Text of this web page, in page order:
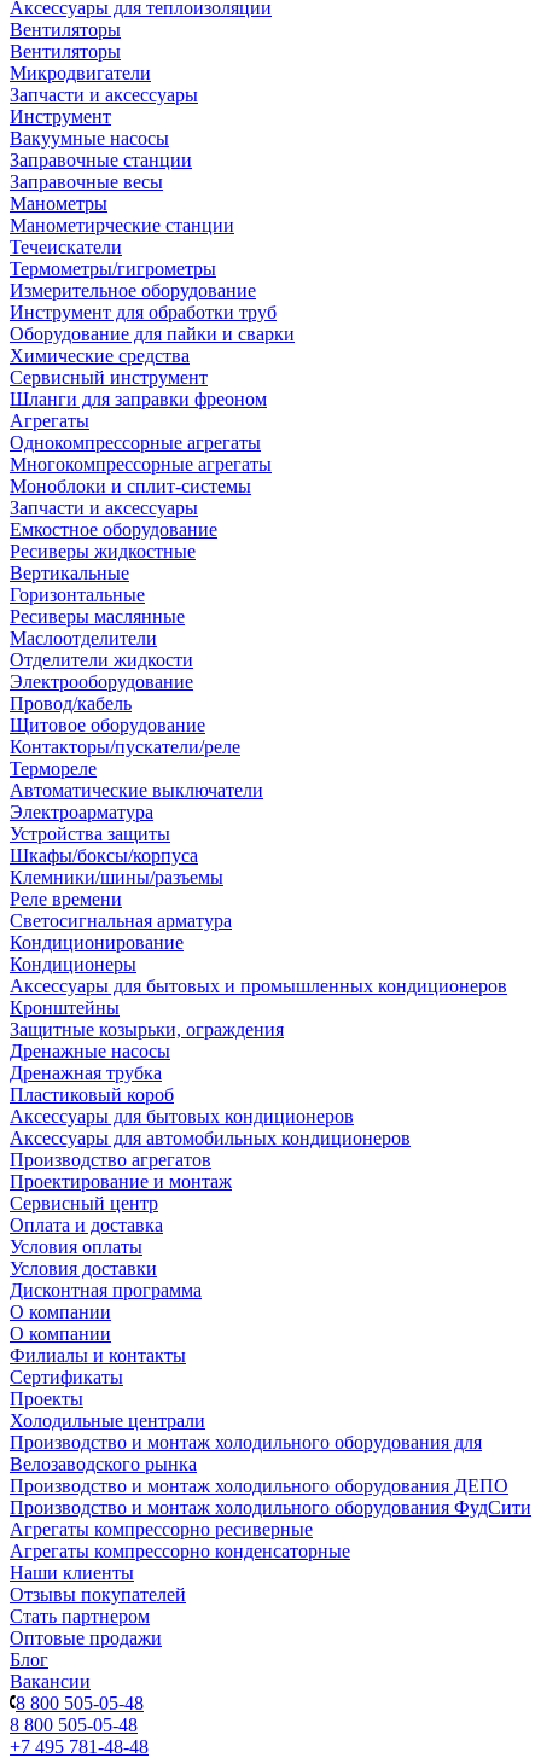
Аксессуары для теплоизоляции
Вентиляторы
Вентиляторы
Микродвигатели
Запчасти и аксессуары
Инструмент
Вакуумные насосы
Заправочные станции
Заправочные весы
Манометры
Манометирческие станции
Течеискатели
Термометры/гигрометры
Измерительное оборудование
Инструмент для обработки труб
Оборудование для пайки и сварки
Химические средства
Сервисный инструмент
Шланги для заправки фреоном
Агрегаты
Однокомпрессорные агрегаты
Многокомпрессорные агрегаты
Моноблоки и сплит-системы
Запчасти и аксессуары
Емкостное оборудование
Ресиверы жидкостные
Вертикальные
Горизонтальные
Ресиверы маслянные
Маслоотделители
Отделители жидкости
Электрооборудование
Провод/кабель
Щитовое оборудование
Контакторы/пускатели/реле
Термореле
Автоматические выключатели
Электроарматура
Устройства защиты
Шкафы/боксы/корпуса
Клемники/шины/разъемы
Реле времени
Светосигнальная арматура
Кондиционирование
Кондиционеры
Аксессуары для бытовых и промышленных кондиционеров
Кронштейны
Защитные козырьки, ограждения
Дренажные насосы
Дренажная трубка
Пластиковый короб
Аксессуары для бытовых кондиционеров
Аксессуары для автомобильных кондиционеров
Производство агрегатов
Проектирование и монтаж
Сервисный центр
Оплата и доставка
Условия оплаты
Условия доставки
Дисконтная программа
О компании
О компании
Филиалы и контакты
Сертификаты
Проекты
Холодильные централи
Производство и монтаж холодильного оборудования для
Велозаводского рынка
Производство и монтаж холодильного оборудования ДЕПО
Производство и монтаж холодильного оборудования ФудСити
Агрегаты компрессорно ресиверные
Агрегаты компрессорно конденсаторные
Наши клиенты
Отзывы покупателей
Стать партнером
Оптовые продажи
Блог
Вакансии
8 800 505-05-48
8 800 505-05-48
+7 495 781-48-48